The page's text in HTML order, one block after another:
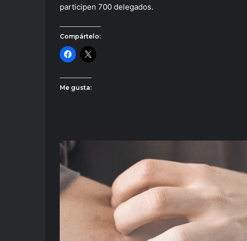
participen 700 delegados.
Compártelo:
Me gusta: